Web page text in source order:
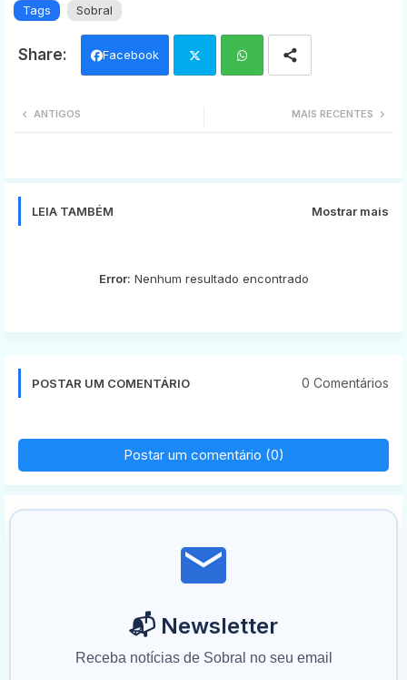
Tags Sobral
Facebook
MAIS RECENTES
ANTIGOS
LEIA TAMBÉM Mostrar mais
Error: Nenhum resultado encontrado
POSTAR UM COMENTÁRIO 0 Comentários
Postar um comentário (0)
📬 Newsletter
Receba notícias de Sobral no seu email